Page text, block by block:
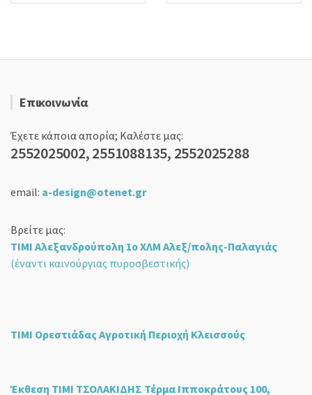
Επικοινωνία
Έχετε κάποια απορία; Καλέστε μας:
2552025002, 2551088135, 2552025288
email: a-design@otenet.gr
Βρείτε μας:
ΤΙΜΙ Αλεξανδρούπολη 1ο ΧΛΜ Αλεξ/πολης-Παλαγιάς
(έναντι καινούργιας πυροσβεστικής)
ΤΙΜΙ Ορεστιάδας Αγροτική Περιοχή Κλεισσούς
Έκθεση ΤΙΜΙ ΤΣΟΛΑΚΙΔΗΣ Τέρμα Ιπποκράτους 100,